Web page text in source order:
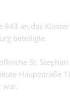
943 an das
beteiligte.
St.
Hauptstraße
war.